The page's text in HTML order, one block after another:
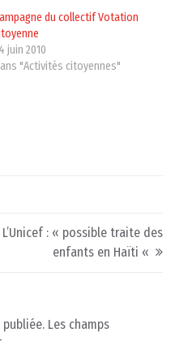
du collectif Votation
juin 2010
"Activités citoyennes"
L’Unicef : « possible traite des
enfants en Haïti «
Les champs